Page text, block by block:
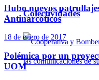
Colectividades
Hubo nuevos
Antinarcóticos
18 de enero de 2017
Polémica por un
UOM